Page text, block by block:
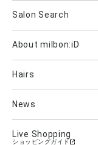
Aujua milbon
PJOLI
Salon Search
About milbon:iD
Hairs
News
Live Shopping
ショッピングガイド